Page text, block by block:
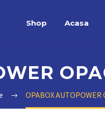
Shop Acasa
OPABOX AUTOPOWER